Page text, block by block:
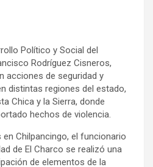
Político y Social del
Rodríguez Cisneros,
acciones de seguridad y
distintas regiones del estado,
Chica y la Sierra, donde
hechos de violencia.
Chilpancingo, el funcionario
de El Charco se realizó una
de elementos de la